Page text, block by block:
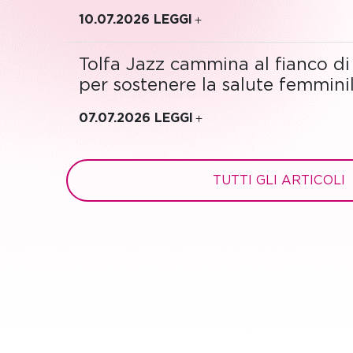
10.07.2026 LEGGI
Tolfa Jazz cammina al fianco
per sostenere la salute
07.07.2026 LEGGI
TUTTI GLI ARTICOLI